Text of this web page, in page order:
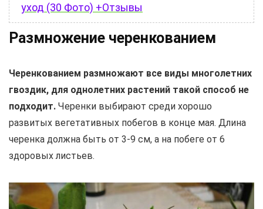
уход (30 Фото) +Отзывы
Размножение черенкованием
Черенкованием размножают все виды многолетних
гвоздик, для однолетних растений такой способ не
подходит. Черенки выбирают среди хорошо
развитых вегетативных побегов в конце мая. Длина
черенка должна быть от 3-9 см, а на побеге от 6
здоровых листьев.